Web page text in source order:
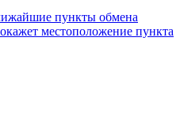
пункты обмена
местоположение пункта